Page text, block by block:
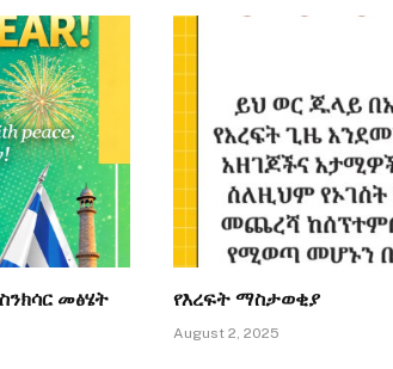
መፅሄት
የእረፍት ማስታወቂያ
August 2, 2025